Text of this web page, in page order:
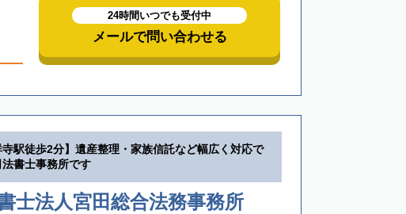
24時間いつでも受付中
メールで問い合わせる
寺駅徒歩2分】遺産整理・家族信託など幅広く対応で
法書士事務所です
士法人宮田総合法務事務所